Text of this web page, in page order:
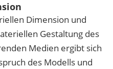
Dimension und
Gestaltung des
Medien ergibt sich
des Modells und